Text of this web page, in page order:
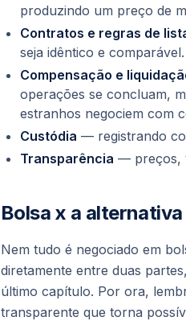
produzindo um preço de
Contratos e regras de
seja idêntico e comparável.
Compensação e
operações se concluam,
estranhos negociem com
Custódia — registrando
Transparência — preços,
Bolsa x a alternativa
Nem tudo é negociado em
diretamente entre duas
último capítulo. Por ora,
transparente que torna